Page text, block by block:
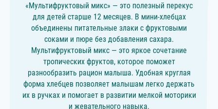
«Мультифруктовый микс» — это полезный перекус
для детей старше 12 месяцев. В мини-хлебцах
объединены питательные злаки с фруктовыми
соками и пюре без добавления сахара.
Мультифруктовый микс — это яркое сочетание
тропических фруктов, которое поможет
разнообразить рацион малыша. Удобная круглая
форма хлебцев позволяет малышам легко держать
их в ручках и помогает в развитии мелкой моторики
и жевательного навыка.